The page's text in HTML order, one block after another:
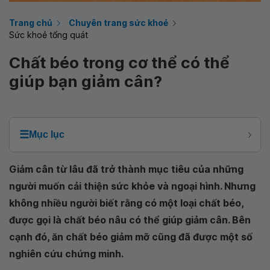
Trang chủ
Chuyên trang sức khoẻ
Sức khoẻ tổng quát
Chất béo trong cơ thể có thể
giúp bạn giảm cân?
☰Mục lục
Giảm cân từ lâu đã trở thành mục tiêu của những
người muốn cải thiện sức khỏe và ngoại hình. Nhưng
không nhiều người biết rằng có một loại chất béo,
được gọi là chất béo nâu có thể giúp giảm cân. Bên
cạnh đó, ăn chất béo giảm mỡ cũng đã được một số
nghiên cứu chứng minh.